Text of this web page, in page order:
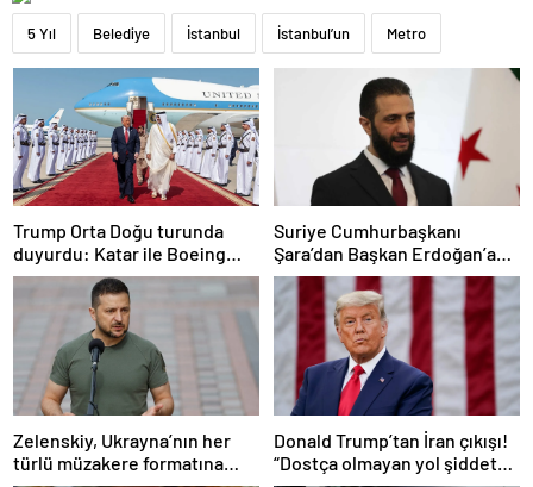
5 Yıl Belediye İstanbul İstanbul’un Metro
Trump Orta Doğu turunda
duyurdu: Katar ile Boeing
arasında 200 milyar dolarlık
Suriye Cumhurbaşkanı
Şara’dan Başkan Erdoğan’a
teşekkür
Zelenskiy, Ukrayna’nın her
türlü müzakere formatına
Donald Trump’tan İran çıkışı!
“Dostça olmayan yol şiddet